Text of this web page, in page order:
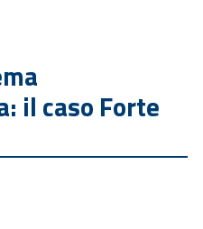
il caso Forte